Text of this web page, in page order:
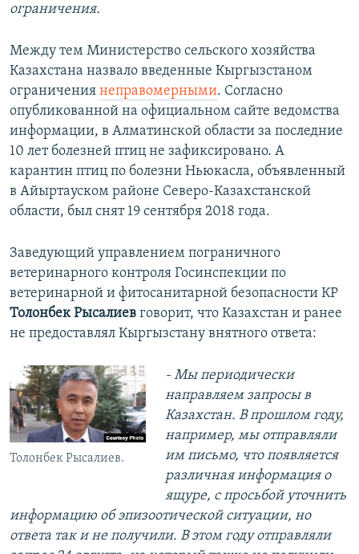
ограничения.
Между тем Министерство сельского хозяйства
Казахстана назвало введенные Кыргызстаном
ограничения неправомерными. Согласно
опубликованной на официальном сайте ведомства
информации, в Алматинской области за последние
10 лет болезней птиц не зафиксировано. А
карантин птиц по болезни Ньюкасла, объявленный
в Айыртауском районе Северо-Казахстанской
области, был снят 19 сентября 2018 года.
Заведующий управлением пограничного
ветеринарного контроля Госинспекции по
ветеринарной и фитосанитарной безопасности КР
Толонбек Рысалиев говорит, что Казахстан и ранее
не предоставлял Кыргызстану внятного ответа:
Толонбек Рысалиев.
- Мы периодически
направляем запросы в
Казахстан. В прошлом году,
например, мы отправляли
им письмо, что появляется
различная информация о
ящуре, с просьбой уточнить
информацию об эпизоотической ситуации, но
ответа так и не получили. В этом году отправляли